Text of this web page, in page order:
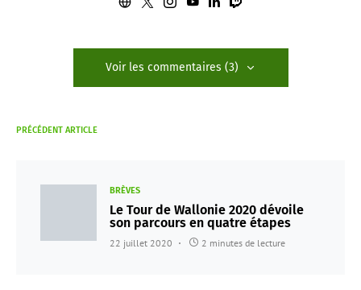
Voir les commentaires (3)
PRÉCÉDENT ARTICLE
BRÈVES
Le Tour de Wallonie 2020 dévoile
son parcours en quatre étapes
22 juillet 2020 2 minutes de lecture